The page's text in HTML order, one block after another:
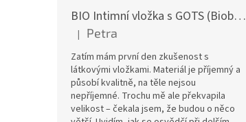
BIO Intimní vložka s GOTS (Biobavlněný úplet) - Malované pivoňky v hořčicové
Hodnocení produktu je 5 z 5 hvězdiček.
| Petra
Zatím mám první den zkušenost s
látkovými vložkami. Materiál je příjemný a
působí kvalitně, na těle nejsou
nepříjemné. Trochu mě ale překvapila
velikost – čekala jsem, že budou o něco